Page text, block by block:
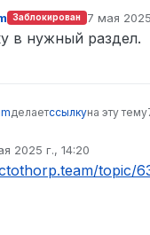
Заблокирован 7 мая 2025
в нужный раздел.
делаетссылкуна эту тему
2025 г., 14:20
topic/